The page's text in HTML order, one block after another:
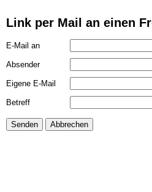
Link per Mail an einen
E-Mail an
Absender
Eigene E-Mail
Betreff
Senden Abbrechen